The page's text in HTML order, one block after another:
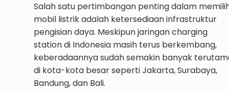
Salah satu pertimbangan penting dalam
mobil listrik adalah ketersediaan infrastruktur
pengisian daya. Meskipun jaringan charging
station di Indonesia masih terus berkembang,
keberadaannya sudah semakin banyak
di kota-kota besar seperti Jakarta, Surabaya,
Bandung, dan Bali.